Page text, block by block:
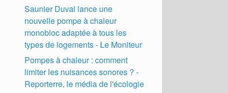
Saunier Duval lance une
nouvelle pompe à chaleur
monobloc adaptée à tous les
types de logements - Le Moniteur
Pompes à chaleur : comment
limiter les nuisances sonores ? -
Reporterre, le média de l'écologie